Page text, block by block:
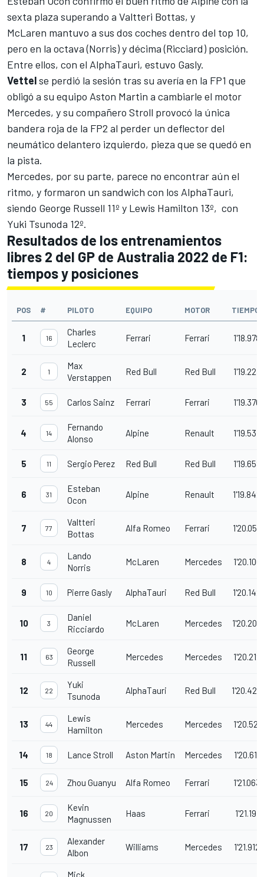
sexta plaza superando a Valtteri Bottas, y
McLaren mantuvo a sus dos coches dentro del top 10,
pero en la octava (Norris) y décima (Ricciard) posición.
Entre ellos, con el AlphaTauri, estuvo Gasly.
Vettelse perdió la sesión tras su avería en la FP1 que
obligó a su equipo Aston Martin a cambiarle el motor
Mercedes, y su compañero Stroll provocó la única
bandera roja de la FP2 al perder un deflector del
neumático delantero izquierdo, pieza que se quedó en
la pista.
Mercedes, por su parte, parece no encontrar aún el
ritmo, y formaron un sandwich con los AlphaTauri,
siendo George Russell 11º y Lewis Hamilton 13º, con
Yuki Tsunoda 12º.
Resultados de los entrenamientos
libres 2 del GP de Australia 2022 de F1:
tiempos y posiciones
POS # PILOTO EQUIPO MOTOR TIEMPO
1 16
Charles
Leclerc
Ferrari Ferrari 1'18.978
2 1
Max
Verstappen
Red Bull Red Bull 1'19.223
3 55 Carlos Sainz Ferrari Ferrari 1'19.376
4 14
Fernando
Alonso
Alpine Renault 1'19.537
5 11 Sergio Perez Red Bull Red Bull 1'19.658
6 31
Esteban
Ocon
Alpine Renault 1'19.842
7 77
Valtteri
Bottas
Alfa Romeo Ferrari 1'20.055
8 4
Lando
Norris
McLaren Mercedes 1'20.100
9 10 Pierre Gasly AlphaTauri Red Bull 1'20.142
10 3
Daniel
Ricciardo
McLaren Mercedes 1'20.203
11 63
George
Russell
Mercedes Mercedes 1'20.212
12 22
Yuki
Tsunoda
AlphaTauri Red Bull 1'20.424
13 44
Lewis
Hamilton
Mercedes Mercedes 1'20.521
14 18 Lance Stroll Aston Martin Mercedes 1'20.611
15 24 Zhou Guanyu Alfa Romeo Ferrari 1'21.063
16 20
Kevin
Magnussen
Haas Ferrari 1'21.191
17 23
Alexander
Albon
Williams Mercedes 1'21.912
Mick